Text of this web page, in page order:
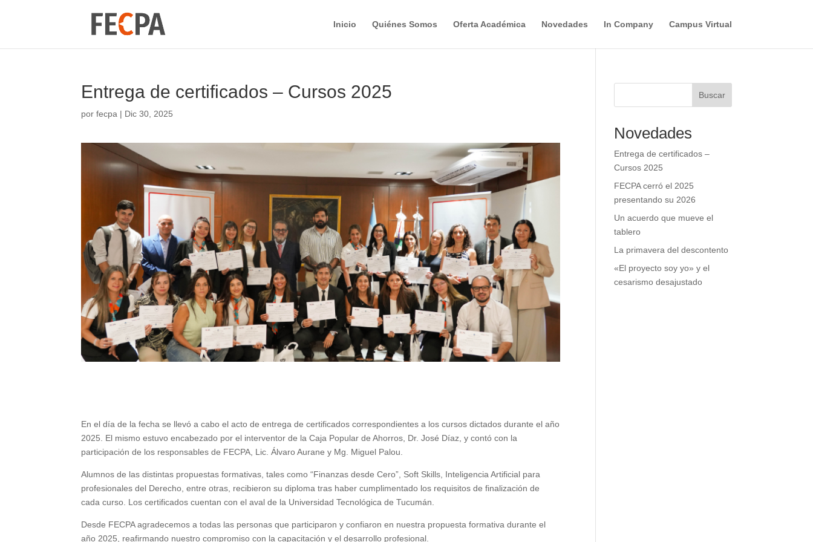
Inicio Quiénes Somos Oferta Académica Novedades In Company Campus Virtual
Entrega de certificados – Cursos 2025
porfecpa | Dic 30, 2025
En el día de la fecha se llevó a cabo el acto de entrega de certificados correspondientes a los cursos dictados durante el año
2025. El mismo estuvo encabezado por el interventor de la Caja Popular de Ahorros, Dr. José Díaz, y contó con la
participación de los responsables de FECPA, Lic. Álvaro Aurane y Mg. Miguel Palou.
Alumnos de las distintas propuestas formativas, tales como “Finanzas desde Cero”, Soft Skills, Inteligencia Artificial para
profesionales del Derecho, entre otras, recibieron su diploma tras haber cumplimentado los requisitos de finalización de
cada curso. Los certificados cuentan con el aval de la Universidad Tecnológica de Tucumán.
Desde FECPA agradecemos a todas las personas que participaron y confiaron en nuestra propuesta formativa durante el
año 2025, reafirmando nuestro compromiso con la capacitación y el desarrollo profesional.
Buscar
Novedades
Entrega de certificados –
Cursos 2025
FECPA cerró el 2025
presentando su 2026
Un acuerdo que mueve el
tablero
La primavera del descontento
«El proyecto soy yo» y el
cesarismo desajustado